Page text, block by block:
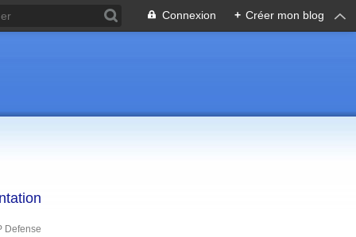
Connexion + Créer mon blog
Defense